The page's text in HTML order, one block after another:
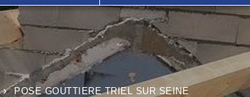
POSE GOUTTIERE TRIEL SUR SEINE